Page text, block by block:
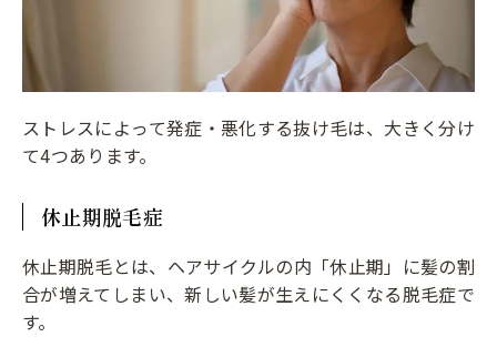
ストレスによって発症・悪化する抜け毛は、大きく分け
て4つあります。
休止期脱毛症
休止期脱毛とは、ヘアサイクルの内「休止期」に髪の割
合が増えてしまい、新しい髪が生えにくくなる脱毛症で
す。